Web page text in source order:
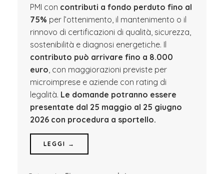
PMI con contributi a fondo perduto fino al
75% per l’ottenimento, il mantenimento o il
rinnovo di certificazioni di qualità, sicurezza,
sostenibilità e diagnosi energetiche. Il
contributo può arrivare fino a 8.000
euro, con maggiorazioni previste per
microimprese e aziende con rating di
legalità. Le domande potranno essere
presentate dal 25 maggio al 25 giugno
2026 con procedura a sportello.
LEGGI →